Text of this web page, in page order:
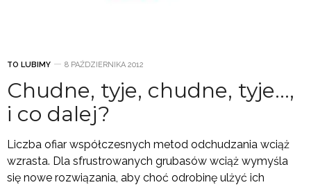
TO LUBIMY 8 PAŹDZIERNIKA 2012
Chudne, tyje, chudne, tyje…,
i co dalej?
Liczba ofiar współczesnych metod odchudzania wciąż
wzrasta. Dla sfrustrowanych grubasów wciąż wymyśla
się nowe rozwiązania, aby choć odrobinę ulżyć ich